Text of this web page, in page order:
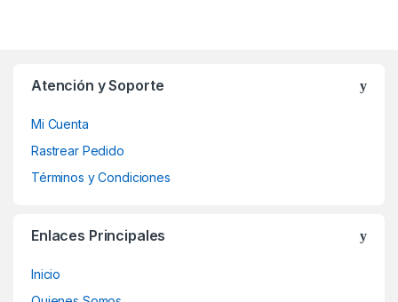
Atención y Soporte
Mi Cuenta
Rastrear Pedido
Términos y Condiciones
Enlaces Principales
Inicio